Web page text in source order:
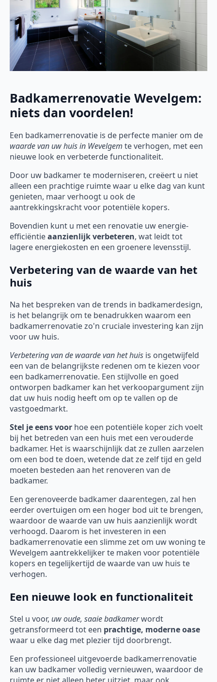
Badkamerrenovatie Wevelgem:
niets dan voordelen!
Een badkamerrenovatie is de perfecte manier om de
waarde van uw huis in Wevelgem te verhogen, met een
nieuwe look en verbeterde functionaliteit.
Door uw badkamer te moderniseren, creëert u niet
alleen een prachtige ruimte waar u elke dag van kunt
genieten, maar verhoogt u ook de
aantrekkingskracht voor potentiële kopers.
Bovendien kunt u met een renovatie uw energie-
efficiëntieaanzienlijk verbeteren, wat leidt tot
lagere energiekosten en een groenere levensstijl.
Verbetering van de waarde van het
huis
Na het bespreken van de trends in badkamerdesign,
is het belangrijk om te benadrukken waarom een
badkamerrenovatie zo'n cruciale investering kan zijn
voor uw huis.
Verbetering van de waarde van het huis is ongetwijfeld
een van de belangrijkste redenen om te kiezen voor
een badkamerrenovatie. Een stijlvolle en goed
ontworpen badkamer kan het verkoopargument zijn
dat uw huis nodig heeft om op te vallen op de
vastgoedmarkt.
Stel je eens voor hoe een potentiële koper zich voelt
bij het betreden van een huis met een verouderde
badkamer. Het is waarschijnlijk dat ze zullen aarzelen
om een bod te doen, wetende dat ze zelf tijd en geld
moeten besteden aan het renoveren van de
badkamer.
Een gerenoveerde badkamer daarentegen, zal hen
eerder overtuigen om een hoger bod uit te brengen,
waardoor de waarde van uw huis aanzienlijk wordt
verhoogd. Daarom is het investeren in een
badkamerrenovatie een slimme zet om uw woning te
Wevelgem aantrekkelijker te maken voor potentiële
kopers en tegelijkertijd de waarde van uw huis te
verhogen.
Een nieuwe look en functionaliteit
Stel u voor, uw oude, saaie badkamerwordt
getransformeerd tot een prachtige, moderne oase
waar u elke dag met plezier tijd doorbrengt.
Een professioneel uitgevoerde badkamerrenovatie
kan uw badkamer volledig vernieuwen, waardoor de